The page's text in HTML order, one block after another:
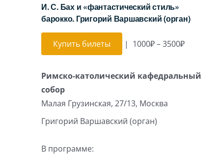
И. С. Бах и «фантастический стиль»
барокко. Григорий Варшавский (орган)
Купить билеты | 1000₽ – 3500₽
Римско-католический кафедральный
собор
Малая Грузинская, 27/13, Москва
Григорий Варшавский (орган)
В программе: